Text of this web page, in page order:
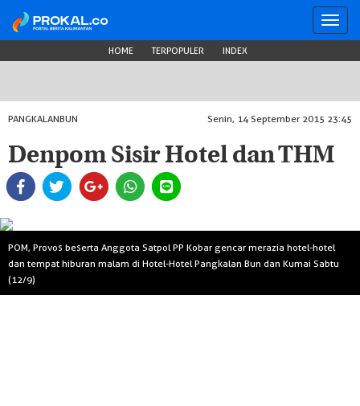
HOME TERPOPULER INDEX
PANGKALANBUN Senin, 14 September 2015 23:45
Denpom Sisir Hotel dan THM
POM, Provos beserta Anggota Satpol PP Kobar gencar merazia hotel-hotel
dan tempat hiburan malam di Hotel-Hotel Pangkalan Bun dan Kumai Sabtu
(12/9)